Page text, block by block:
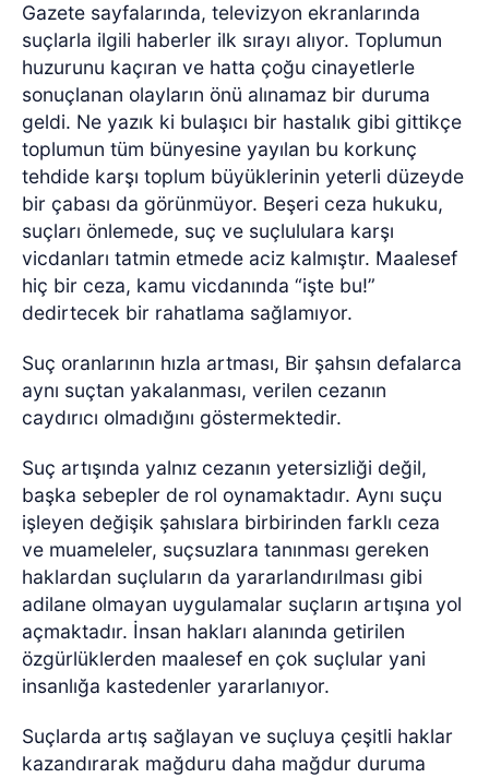
Gazete sayfalarında, televizyon ekranlarında
suçlarla ilgili haberler ilk sırayı alıyor. Toplumun
huzurunu kaçıran ve hatta çoğu cinayetlerle
sonuçlanan olayların önü alınamaz bir duruma
geldi. Ne yazık ki bulaşıcı bir hastalık gibi gittikçe
toplumun tüm bünyesine yayılan bu korkunç
tehdide karşı toplum büyüklerinin yeterli düzeyde
bir çabası da görünmüyor. Beşeri ceza hukuku,
suçları önlemede, suç ve suçlululara karşı
vicdanları tatmin etmede aciz kalmıştır. Maalesef
hiç bir ceza, kamu vicdanında “işte bu!”
dedirtecek bir rahatlama sağlamıyor.
Suç oranlarının hızla artması, Bir şahsın defalarca
aynı suçtan yakalanması, verilen cezanın
caydırıcı olmadığını göstermektedir.
Suç artışında yalnız cezanın yetersizliği değil,
başka sebepler de rol oynamaktadır. Aynı suçu
işleyen değişik şahıslara birbirinden farklı ceza
ve muameleler, suçsuzlara tanınması gereken
haklardan suçluların da yararlandırılması gibi
adilane olmayan uygulamalar suçların artışına yol
açmaktadır. İnsan hakları alanında getirilen
özgürlüklerden maalesef en çok suçlular yani
insanlığa kastedenler yararlanıyor.
Suçlarda artış sağlayan ve suçluya çeşitli haklar
kazandırarak mağduru daha mağdur duruma